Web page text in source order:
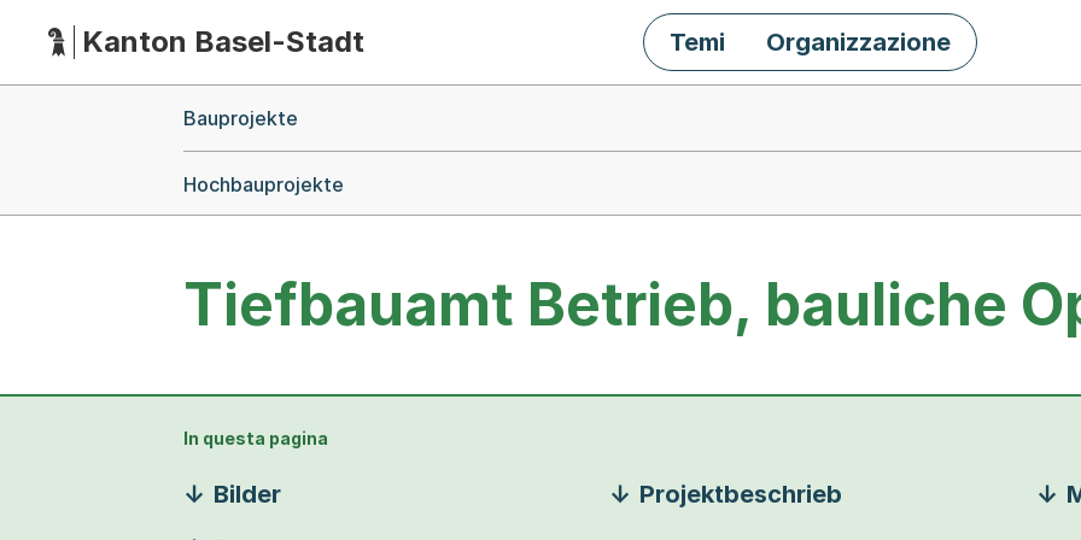
HauptnavigationKanton Basel-Stadt Temi Organizzazione
Bauprojekte
Hochbauprojekte
Tiefbauamt Betrieb, bauliche
In questa pagina
Bilder Projektbeschrieb